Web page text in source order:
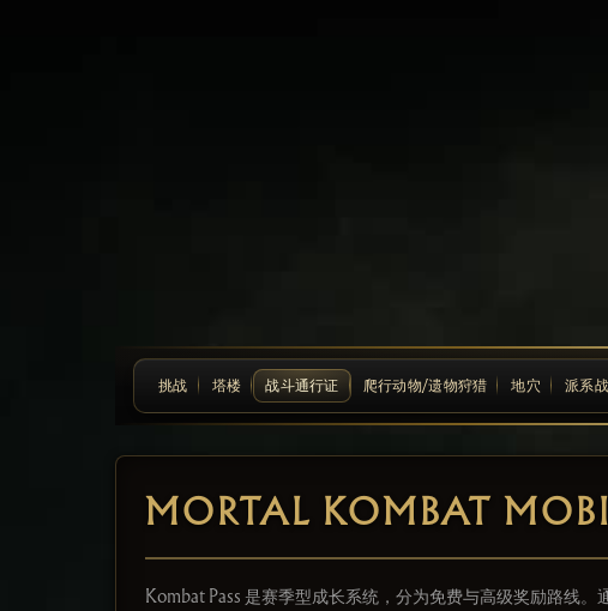
挑战 塔楼 战斗通行证 爬行动物/遗物狩猎 地穴 派系
MORTAL KOMBAT
Kombat Pass 是赛季型成长系统，分为免费与高级奖励路线。